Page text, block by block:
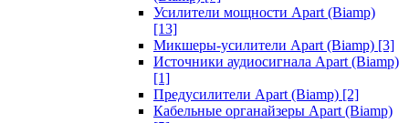
Усилители мощности Apart (Biamp)
[13]
Микшеры-усилители Apart (Biamp) [3]
Источники аудиосигнала Apart (Biamp)
[1]
Предусилители Apart (Biamp) [2]
Кабельные органайзеры Apart (Biamp)